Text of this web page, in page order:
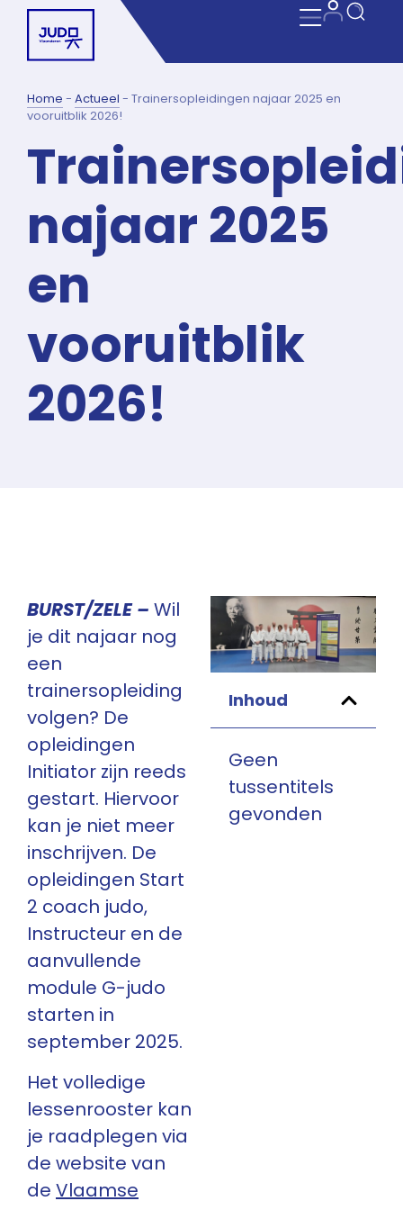
Home - Actueel - Trainersopleidingen najaar 2025 en
vooruitblik 2026!
najaar 2025
en
vooruitblik
2026!
BURST/ZELE – Wil
je dit najaar nog
een
trainersopleiding
volgen? De
opleidingen
Initiator zijn reeds
gestart. Hiervoor
kan je niet meer
inschrijven. De
opleidingen Start
2 coach judo,
Instructeur en de
aanvullende
module G-judo
starten in
september 2025.
Het volledige
lessenrooster kan
je raadplegen via
de website van
de Vlaamse
Inhoud
Geen
tussentitels
gevonden